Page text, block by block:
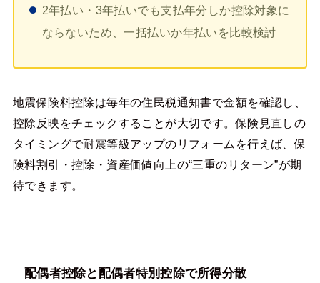
2年払い・3年払いでも支払年分しか控除対象に
ならないため、一括払いか年払いを比較検討
地震保険料控除は毎年の住民税通知書で金額を確認し、
控除反映をチェックすることが大切です。保険見直しの
タイミングで耐震等級アップのリフォームを行えば、保
険料割引・控除・資産価値向上の“三重のリターン”が期
待できます。
配偶者控除と配偶者特別控除で所得分散